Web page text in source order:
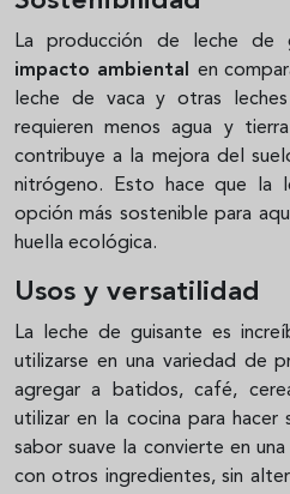
La producción de leche de
impacto ambiental en
leche de vaca y otras
requieren menos agua y
contribuye a la mejora del
nitrógeno. Esto hace que la
opción más sostenible para
huella ecológica.
Usos y versatilidad
La leche de guisante es
utilizarse en una variedad de
agregar a batidos, café,
utilizar en la cocina para hacer
sabor suave la convierte en
con otros ingredientes, sin